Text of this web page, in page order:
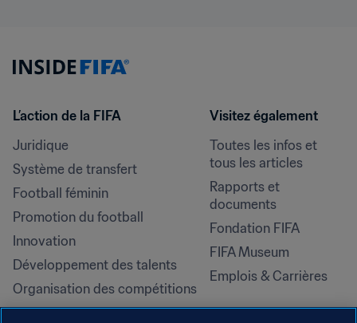
L’action de la FIFA
Juridique
Système de transfert
Football féminin
Promotion du football
Innovation
Développement des talents
Organisation des compétitions
Développement durable
Visitez également
Toutes les infos et
tous les articles
Rapports et
documents
Fondation FIFA
FIFA Museum
Emplois & Carrières